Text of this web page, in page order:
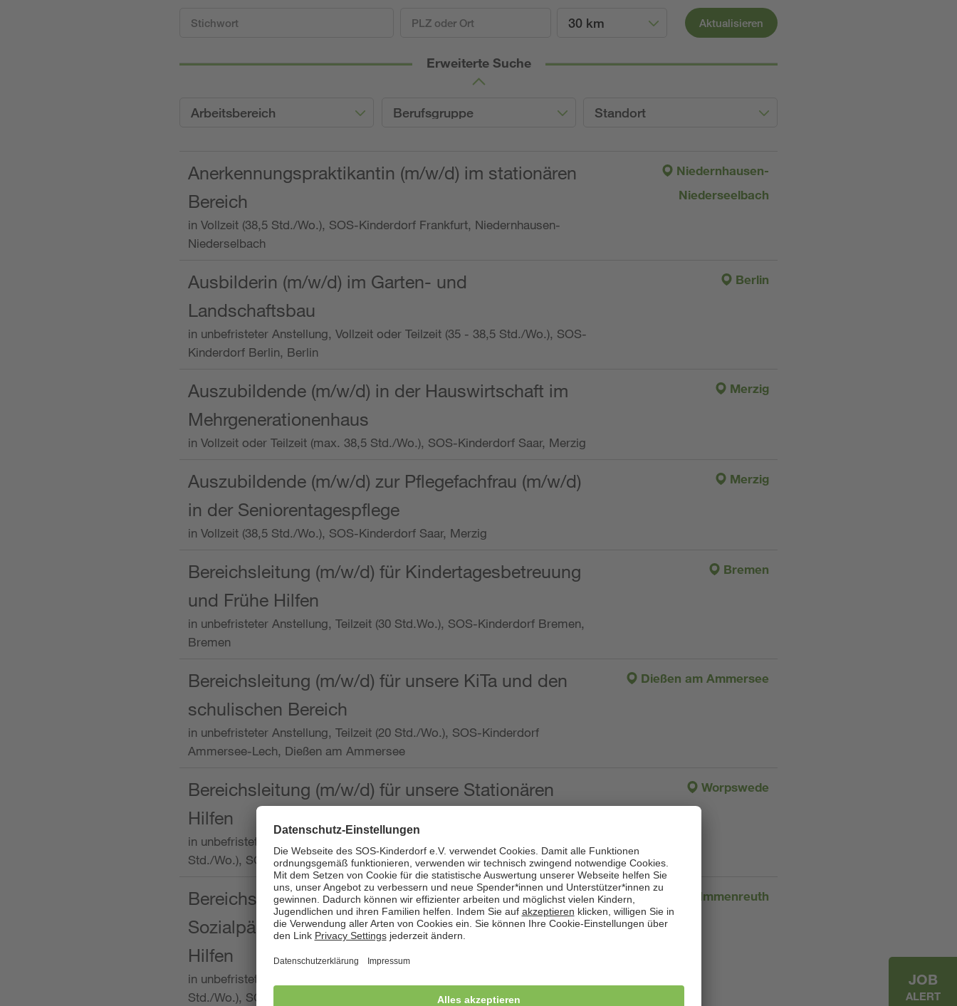
30 km Aktualisieren
Erweiterte Suche
Arbeitsbereich Berufsgruppe Standort
Anerkennungspraktikantin (m/w/d) im stationären
Bereich
in Vollzeit (38,5 Std./Wo.), SOS-Kinderdorf Frankfurt, Niedernhausen-
Niederselbach
Niedernhausen-
Niederseelbach
Ausbilderin (m/w/d) im Garten- und
Landschaftsbau
in unbefristeter Anstellung, Vollzeit oder Teilzeit (35 - 38,5 Std./Wo.), SOS-
Kinderdorf Berlin, Berlin
Berlin
Auszubildende (m/w/d) in der Hauswirtschaft im
Mehrgenerationenhaus
in Vollzeit oder Teilzeit (max. 38,5 Std./Wo.), SOS-Kinderdorf Saar, Merzig
Merzig
Auszubildende (m/w/d) zur Pflegefachfrau (m/w/d)
in der Seniorentagespflege
in Vollzeit (38,5 Std./Wo.), SOS-Kinderdorf Saar, Merzig
Merzig
Bereichsleitung (m/w/d) für Kindertagesbetreuung
und Frühe Hilfen
in unbefristeter Anstellung, Teilzeit (30 Std.Wo.), SOS-Kinderdorf Bremen,
Bremen
Bremen
Bereichsleitung (m/w/d) für unsere KiTa und den
schulischen Bereich
in unbefristeter Anstellung, Teilzeit (20 Std./Wo.), SOS-Kinderdorf
Ammersee-Lech, Dießen am Ammersee
Dießen am Ammersee
Bereichsleitung (m/w/d) für unsere Stationären
Hilfen
in unbefristeter Anstellung, Vollzeit oder Teilzeit (mind. 30 - max. 38,5
Std./Wo.), SOS-Kinderdorf Worpswede,
Worpswede
Bereichsleitung mit der Qualifikation als
Sozialpädagogin (m/w/d) und die Ambulanten
Hilfen
in unbefristeter Anstellung, Vollzeit oder Teilzeit (min. 34 bis max. 38,5
Std./Wo.), SOS-Kinderdorf Oberpfalz, Immenreuth
Immenreuth
JOB
ALERT